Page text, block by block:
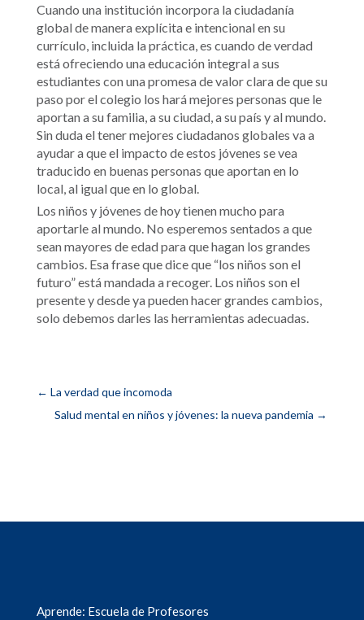
Cuando una institución incorpora la ciudadanía
global de manera explícita e intencional en su
currículo, incluida la práctica, es cuando de verdad
está ofreciendo una educación integral a sus
estudiantes con una promesa de valor clara de que su
paso por el colegio los hará mejores personas que le
aportan a su familia, a su ciudad, a su país y al mundo.
Sin duda el tener mejores ciudadanos globales va a
ayudar a que el impacto de estos jóvenes se vea
traducido en buenas personas que aportan en lo
local, al igual que en lo global.
Los niños y jóvenes de hoy tienen mucho para
aportarle al mundo. No esperemos sentados a que
sean mayores de edad para que hagan los grandes
cambios. Esa frase que dice que “los niños son el
futuro” está mandada a recoger. Los niños son el
presente y desde ya pueden hacer grandes cambios,
solo debemos darles las herramientas adecuadas.
← La verdad que incomoda
Salud mental en niños y jóvenes: la nueva pandemia →
Aprende: Escuela de Profesores